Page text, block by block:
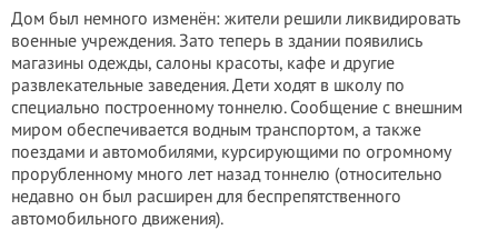
Дом был немного изменён: жители решили ликвидировать
военные учреждения. Зато теперь в здании появились
магазины одежды, салоны красоты, кафе и другие
развлекательные заведения. Дети ходят в школу по
специально построенному тоннелю. Сообщение с внешним
миром обеспечивается водным транспортом, а также
поездами и автомобилями, курсирующими по огромному
прорубленному много лет назад тоннелю (относительно
недавно он был расширен для беспрепятственного
автомобильного движения).